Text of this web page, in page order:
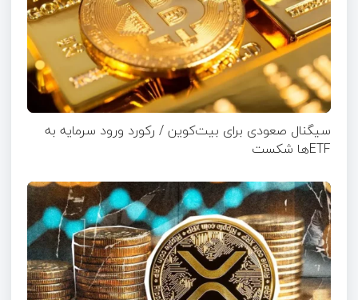
سیگنال صعودی برای بیت‌کوین / رکورد ورود سرمایه به
ETFها شکست